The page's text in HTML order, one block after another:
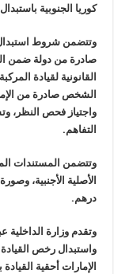
كوريا الجنوبية
وتتضمن شروط
صادرة من دولة ضمن
القانونية لقيادة
الشخص صادرة من
واجتياز فحص النظر،
التفاهم.
وتتضمن المستندات
درهم.
وتقدم وزارة الداخلية
واستبدال رخص
الإمارات أحقية